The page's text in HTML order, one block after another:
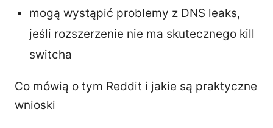
mogą wystąpić problemy z DNS leaks,
jeśli rozszerzenie nie ma skutecznego kill
switcha
Co mówią o tym Reddit i jakie są praktyczne
wnioski